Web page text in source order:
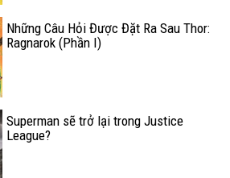
Những Câu Hỏi Được Đặt Ra Sau Thor:
Ragnarok (Phần I)
Superman sẽ trở lại trong Justice
League?